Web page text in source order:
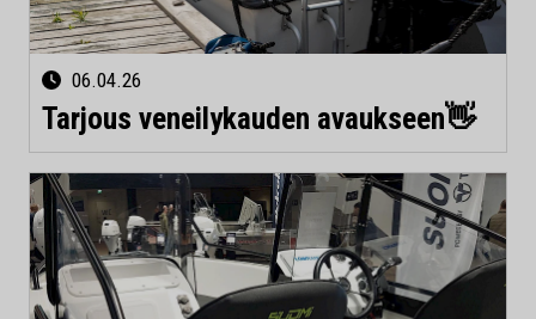
06.04.26
Tarjous veneilykauden avaukseen👋